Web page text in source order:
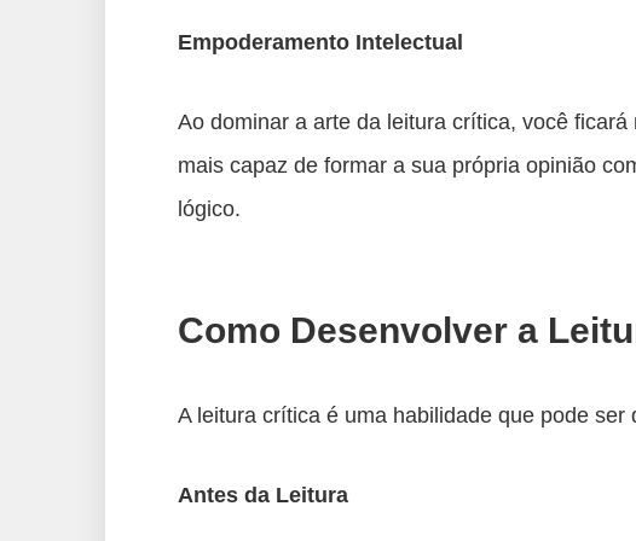
Empoderamento Intelectual
Ao dominar a arte da leitura crítica, você
mais capaz de formar a sua própria opinião
lógico.
Como Desenvolver a
A leitura crítica é uma habilidade que pode
Antes da Leitura